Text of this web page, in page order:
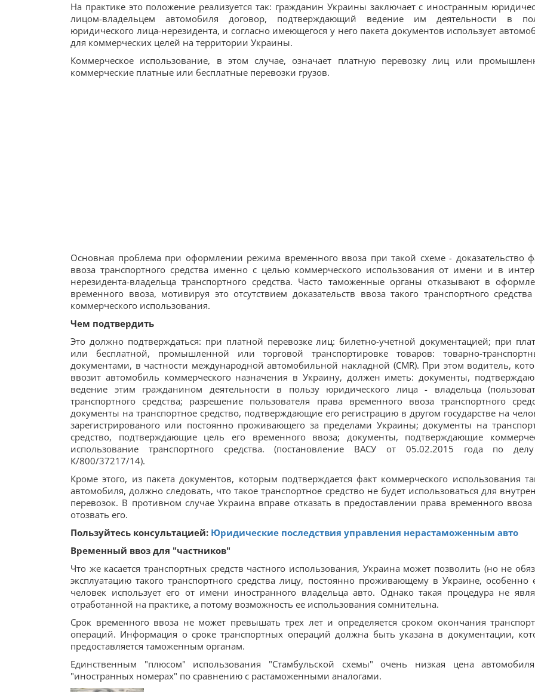
На практике это положение реализуется так: гражданин Украины заключает с иностранным
лицом-владельцем автомобиля договор, подтверждающий ведение им деятельности в
юридического лица-нерезидента, и согласно имеющегося у него пакета документов использует
для коммерческих целей на территории Украины.
Коммерческое использование, в этом случае, означает платную перевозку лиц или
коммерческие платные или бесплатные перевозки грузов.
Основная проблема при оформлении режима временного ввоза при такой схеме - доказательство
ввоза транспортного средства именно с целью коммерческого использования от имени и в
нерезидента-владельца транспортного средства. Часто таможенные органы отказывают в
временного ввоза, мотивируя это отсутствием доказательств ввоза такого транспортного
коммерческого использования.
Чем подтвердить
Это должно подтверждаться: при платной перевозке лиц: билетно-учетной документацией; при
или бесплатной, промышленной или торговой транспортировке товаров: товарно-
документами, в частности международной автомобильной накладной (СМR). При этом водитель,
ввозит автомобиль коммерческого назначения в Украину, должен иметь: документы,
ведение этим гражданином деятельности в пользу юридического лица - владельца
транспортного средства; разрешение пользователя права временного ввоза транспортного
документы на транспортное средство, подтверждающие его регистрацию в другом государстве на
зарегистрированого или постоянно проживающего за пределами Украины; документы на
средство, подтверждающие цель его временного ввоза; документы, подтверждающие
использование транспортного средства. (постановление ВАСУ от 05.02.2015 года по
К/800/37217/14).
Кроме этого, из пакета документов, которым подтверждается факт коммерческого использования
автомобиля, должно следовать, что такое транспортное средство не будет использоваться для
перевозок. В противном случае Украина вправе отказать в предоставлении права временного
отозвать его.
Пользуйтесь консультацией: Юридические последствия управления нерастаможенным авто
Временный ввоз для "частников"
Что же касается транспортных средств частного использования, Украина может позволить (но не
эксплуатацию такого транспортного средства лицу, постоянно проживающему в Украине, особенно
человек использует его от имени иностранного владельца авто. Однако такая процедура не
отработанной на практике, а потому возможность ее использования сомнительна.
Срок временного ввоза не может превышать трех лет и определяется сроком окончания
операций. Информация о сроке транспортных операций должна быть указана в документации,
предоставляется таможенным органам.
Единственным "плюсом" использования "Стамбульской схемы" очень низкая цена
"иностранных номерах" по сравнению с растаможенными аналогами.